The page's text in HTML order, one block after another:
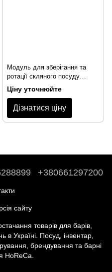
Модуль для зберігання та
ротації скляного посуду
STARTENDER GLASS PURE
Ціну уточнюйте
Дізнатися ціну
+380661297200
сайту
товарів для барів,
в Україні. Посуд, інвентар,
брендування та барні
HoReCa.